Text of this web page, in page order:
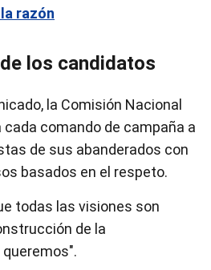
razón
los candidatos
la Comisión Nacional
cada comando de campaña a
de sus abanderados con
basados en el respeto.
todas las visiones son
de la